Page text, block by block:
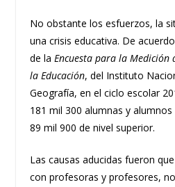
No obstante los esfuerzos, la
una crisis educativa. De
de la Encuesta para la Medición
la Educación, del Instituto
Geografía, en el ciclo escolar
181 mil 300 alumnas y
89 mil 900 de nivel superior.
Las causas aducidas fueron
con profesoras y profesores,